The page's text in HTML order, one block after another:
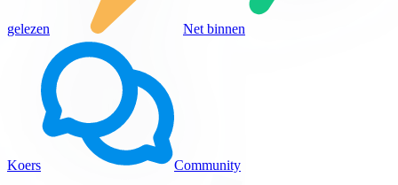
gelezen Net binnen
Koers Community